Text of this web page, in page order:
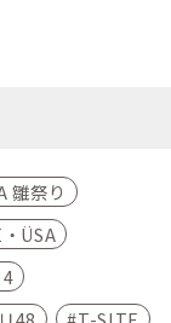
雛祭り
ÜSA